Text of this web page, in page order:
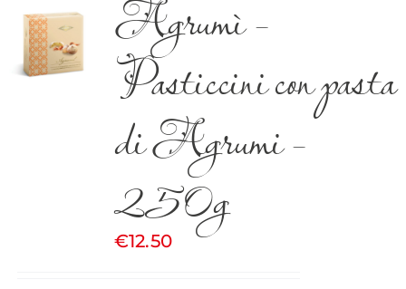
Agrumì –
Pasticcini con pasta
di Agrumi –
250g
€12.50